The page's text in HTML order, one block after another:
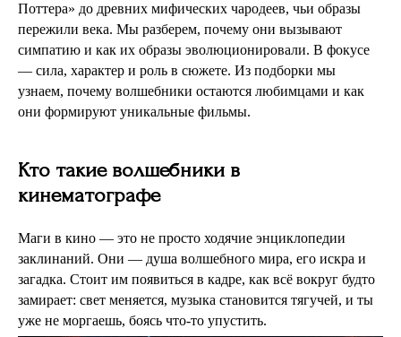
Поттера» до древних мифических чародеев, чьи образы
пережили века. Мы разберем, почему они вызывают
симпатию и как их образы эволюционировали. В фокусе
— сила, характер и роль в сюжете. Из подборки мы
узнаем, почему волшебники остаются любимцами и как
они формируют уникальные фильмы.
Кто такие волшебники в
кинематографе
Маги в кино — это не просто ходячие энциклопедии
заклинаний. Они — душа волшебного мира, его искра и
загадка. Стоит им появиться в кадре, как всё вокруг будто
замирает: свет меняется, музыка становится тягучей, и ты
уже не моргаешь, боясь что-то упустить.